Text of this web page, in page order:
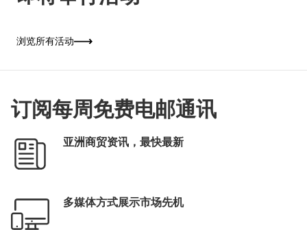
浏览所有活动
订阅每周免费电邮通讯
亚洲商贸资讯，最快最新
多媒体方式展示市场先机